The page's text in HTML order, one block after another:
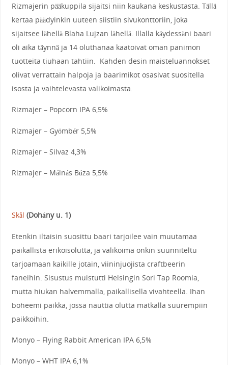
Rizmajerin pääkuppila sijaitsi niin kaukana keskustasta. Tällä
kertaa päädyinkin uuteen siistiin sivukonttoriin, joka
sijaitsee lähellä Blaha Lujzan lähellä. Illalla käydessäni baari
oli aika täynnä ja 14 oluthanaa kaatoivat oman panimon
tuotteita tiuhaan tahtiin. Kahden desin maisteluannokset
olivat verrattain halpoja ja baarimikot osasivat suositella
isosta ja vaihtelevasta valikoimasta.
Rizmajer – Popcorn IPA 6,5%
Rizmajer – Gyömbér 5,5%
Rizmajer – Silvaz 4,3%
Rizmajer – Málnás Búza 5,5%
Skål (Dohány u. 1)
Etenkin iltaisin suosittu baari tarjoilee vain muutamaa
paikallista erikoisolutta, ja valikoima onkin suunniteltu
tarjoamaan kaikille jotain, viininjuojista craftbeerin
faneihin. Sisustus muistutti Helsingin Sori Tap Roomia,
mutta hiukan halvemmalla, paikallisella vivahteella. Ihan
boheemi paikka, jossa nauttia olutta matkalla suurempiin
paikkoihin.
Monyo – Flying Rabbit American IPA 6,5%
Monyo – WHT IPA 6,1%